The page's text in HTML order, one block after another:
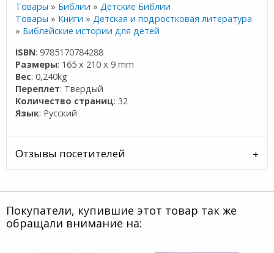
Товары » Библии »Детские Библии
Товары » Книги »Детская и подростковая литература
» Библейские истории для детей
ISBN: 9785170784288
Размеры: 165 x 210 x 9 mm
Вес: 0,240kg
Переплет: Твердый
Количество страниц: 32
Язык: Русский
Отзывы посетителей
Покупатели, купившие этот товар так же
обращали внимание на: